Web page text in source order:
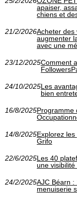
apaiser,
chiens et
21/2/2026Acheter des
augmenter
avec une
23/12/2025Comment
24/10/2025Les
bien
16/8/2025Programme
14/8/2025Explorez
Grifo
22/6/2025Les 40
une
24/2/2025AJC Béarn :
menuiserie